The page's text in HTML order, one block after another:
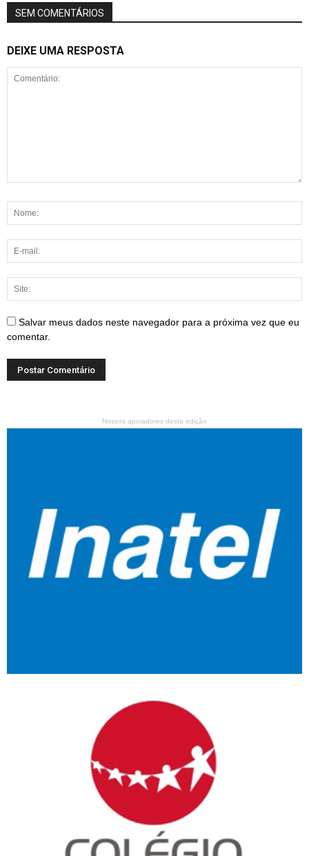
SEM COMENTÁRIOS
DEIXE UMA RESPOSTA
Salvar meus dados neste navegador para a próxima vez que eu
comentar.
Nossos apoiadores desta edição